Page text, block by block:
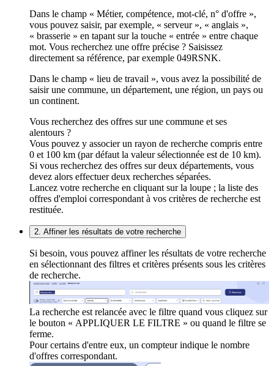
Dans le champ « Métier, compétence, mot-clé, n° d'offre »,
vous pouvez saisir, par exemple, « serveur », « anglais »,
« brasserie » en tapant sur la touche « entrée » entre chaque
mot. Vous recherchez une offre précise ? Saisissez
directement sa référence, par exemple 049RSNK.
Dans le champ « lieu de travail », vous avez la possibilité de
saisir une commune, un département, une région, un pays ou
un continent.
Vous recherchez des offres sur une commune et ses
alentours ?
Vous pouvez y associer un rayon de recherche compris entre
0 et 100 km (par défaut la valeur sélectionnée est de 10 km).
Si vous recherchez des offres sur deux départements, vous
devez alors effectuer deux recherches séparées.
Lancez votre recherche en cliquant sur la loupe ; la liste des
offres d'emploi correspondant à vos critères de recherche est
restituée.
2. Affiner les résultats de votre recherche
Si besoin, vous pouvez affiner les résultats de votre recherche
en sélectionnant des filtres et critères présents sous les critères
de recherche.
La recherche est relancée avec le filtre quand vous cliquez sur
le bouton « APPLIQUER LE FILTRE » ou quand le filtre se
ferme.
Pour certains d'entre eux, un compteur indique le nombre
d'offres correspondant.